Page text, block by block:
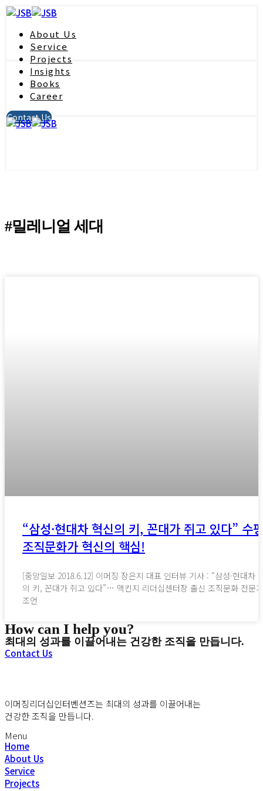
About Us
Service
Projects
Insights
Books
Career
Contact Us
#밀레니얼 세대
“삼성·현대차 혁신의 키, 꼰대가 쥐고 있다” 수
조직문화가 혁신의 핵심!
[중앙일보 2018.6.12] 이머징 장은지 대표 인터뷰 기사 : “삼성·현대차
의 키, 꼰대가 쥐고 있다”… 맥킨지 리더십센터장 출신 조직문화 전문
조언
How can I help you?
최대의 성과를 이끌어내는 건강한 조직을 만듭니다.
Contact Us
이머징리더십인터벤션즈는 최대의 성과를 이끌어내는
건강한 조직을 만듭니다.
Menu
Home
About Us
Service
Projects